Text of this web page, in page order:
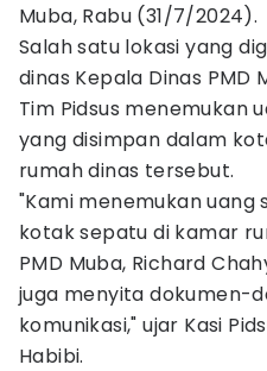
Muba, Rabu (31/7/2024).
Salah satu lokasi yang
dinas Kepala Dinas PMD
Tim Pidsus menemukan
yang disimpan dalam
rumah dinas tersebut.
"Kami menemukan uang
kotak sepatu di kamar
PMD Muba, Richard
juga menyita dokumen-
komunikasi," ujar Kasi
Habibi.